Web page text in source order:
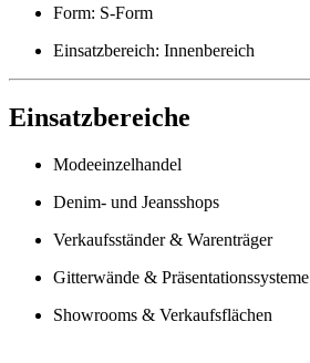
Form: S-Form
Einsatzbereich: Innenbereich
Einsatzbereiche
Modeeinzelhandel
Denim- und Jeansshops
Verkaufsständer & Warenträger
Gitterwände & Präsentationssysteme
Showrooms & Verkaufsflächen